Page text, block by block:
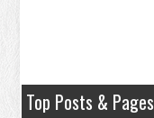
Top Posts & Pages